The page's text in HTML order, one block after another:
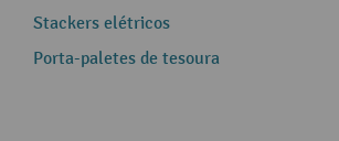
Stackers elétricos
Porta-paletes de tesoura